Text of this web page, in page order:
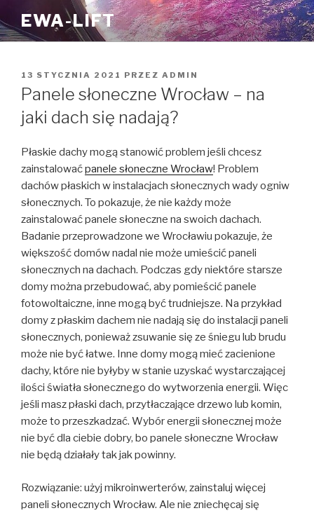
do
treści
EWA-LIFT
OPUBLIKOWANE
W
13 STYCZNIA 2021 PRZEZ ADMIN
Panele słoneczne Wrocław – na
jaki dach się nadają?
Płaskie dachy mogą stanowić problem jeśli chcesz
zainstalowaćpanele słoneczne Wrocław! Problem
dachów płaskich w instalacjach słonecznych wady ogniw
słonecznych. To pokazuje, że nie każdy może
zainstalować panele słoneczne na swoich dachach.
Badanie przeprowadzone we Wrocławiu pokazuje, że
większość domów nadal nie może umieścić paneli
słonecznych na dachach. Podczas gdy niektóre starsze
domy można przebudować, aby pomieścić panele
fotowoltaiczne, inne mogą być trudniejsze. Na przykład
domy z płaskim dachem nie nadają się do instalacji paneli
słonecznych, ponieważ zsuwanie się ze śniegu lub brudu
może nie być łatwe. Inne domy mogą mieć zacienione
dachy, które nie byłyby w stanie uzyskać wystarczającej
ilości światła słonecznego do wytworzenia energii. Więc
jeśli masz płaski dach, przytłaczające drzewo lub komin,
może to przeszkadzać. Wybór energii słonecznej może
nie być dla ciebie dobry, bo panele słoneczne Wrocław
nie będą działały tak jak powinny.
Rozwiązanie: użyj mikroinwerterów, zainstaluj więcej
paneli słonecznych Wrocław. Ale nie zniechęcaj się